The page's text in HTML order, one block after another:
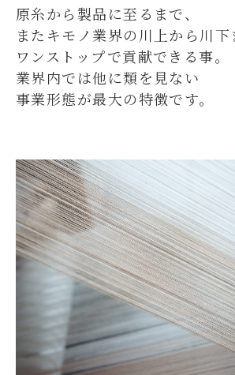
原糸から製品に至るまで、
またキモノ業界の川上から川下
ワンストップで貢献できる事。
業界内では他に類を見ない
事業形態が最大の特徴です。